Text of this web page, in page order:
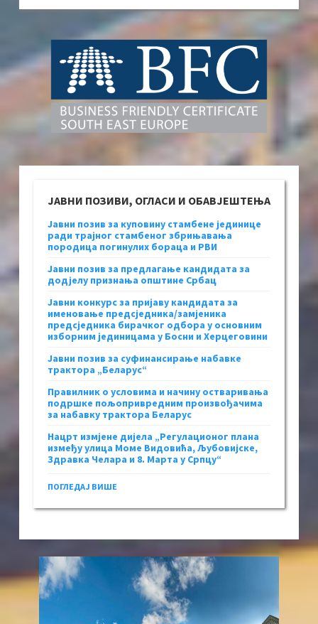
ЈАВНИ ПОЗИВИ, ОГЛАСИ И ОБАВЈЕШТЕЊА
Јавни позив за куповину стамбене јединице
ради трајног стамбеног збрињавања
породица погинулих бораца и РВИ
Јавни позив за предлагање кандидата за
додјелу признања општине Србац
Јавни конкурс за пријаву кандидата за
именовање предсједника/замјеника
предсједника бирачког одбора у основним
изборним јединицама у Босни и Херцеговини
Јавни позив за суфинансирање набавке
трактора „Беларус“
Правилник о условима и начину остваривања
подршке пољопривредним произвођачима
за набавку трактора Беларус
Нацрт измјене дијела „Регулационог плана
између улица Моме Видовића, Љубовијске,
Здравка Челара и 8. Марта у Српцу“
ПОГЛЕДАЈ ВИШЕ